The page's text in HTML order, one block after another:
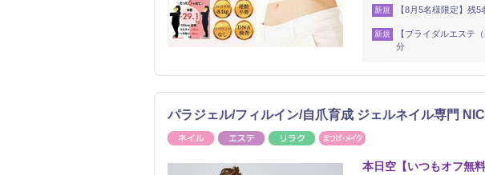
新規 【8月5名様限定】残
新規
【ブライダルエステ
分
パラジェル/フィルイン/自爪育成 ジェルネイル専門
ネイル エステ リラク
本日空【いつもオフ無